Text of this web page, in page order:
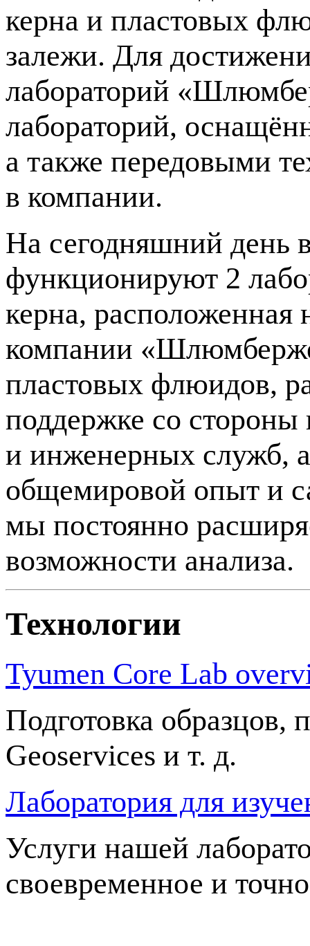
керна и пластовых
залежи. Для
лабораторий
лабораторий,
а также передовыми
в компании.
На сегодняшний день
функционируют 2
керна, расположенная
компании
пластовых флюидов,
поддержке со стороны
и инженерных служб,
общемировой опыт и
мы постоянно
возможности анализа.
Технологии
Tyumen Core Lab
Подготовка образцов,
Geoservices и т. д.
Лаборатория для
Услуги нашей
своевременное и